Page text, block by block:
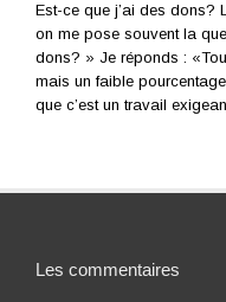
Est-ce que j’ai des dons?
on me pose souvent la
dons? » Je réponds :
mais un faible
que c’est un travail
Les commentaires